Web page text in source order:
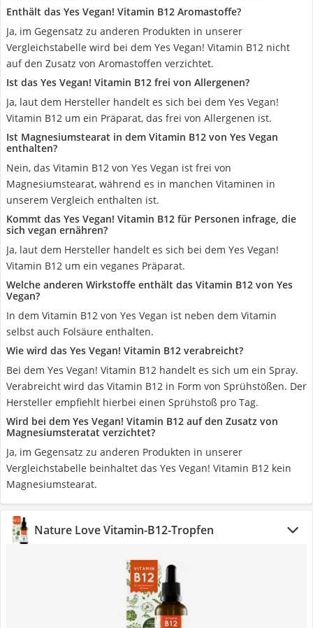
Enthält das Yes Vegan! Vitamin B12 Aromastoffe?
Ja, im Gegensatz zu anderen Produkten in unserer
Vergleichstabelle wird bei dem Yes Vegan! Vitamin B12 nicht
auf den Zusatz von Aromastoffen verzichtet.
Ist das Yes Vegan! Vitamin B12 frei von Allergenen?
Ja, laut dem Hersteller handelt es sich bei dem Yes Vegan!
Vitamin B12 um ein Präparat, das frei von Allergenen ist.
Ist Magnesiumstearat in dem Vitamin B12 von Yes Vegan
enthalten?
Nein, das Vitamin B12 von Yes Vegan ist frei von
Magnesiumstearat, während es in manchen Vitaminen in
unserem Vergleich enthalten ist.
Kommt das Yes Vegan! Vitamin B12 für Personen infrage, die
sich vegan ernähren?
Ja, laut dem Hersteller handelt es sich bei dem Yes Vegan!
Vitamin B12 um ein veganes Präparat.
Welche anderen Wirkstoffe enthält das Vitamin B12 von Yes
Vegan?
In dem Vitamin B12 von Yes Vegan ist neben dem Vitamin
selbst auch Folsäure enthalten.
Wie wird das Yes Vegan! Vitamin B12 verabreicht?
Bei dem Yes Vegan! Vitamin B12 handelt es sich um ein Spray.
Verabreicht wird das Vitamin B12 in Form von Sprühstößen. Der
Hersteller empfiehlt hierbei einen Sprühstoß pro Tag.
Wird bei dem Yes Vegan! Vitamin B12 auf den Zusatz von
Magnesiumsteratat verzichtet?
Ja, im Gegensatz zu anderen Produkten in unserer
Vergleichstabelle beinhaltet das Yes Vegan! Vitamin B12 kein
Magnesiumstearat.
Nature Love Vitamin-B12-Tropfen